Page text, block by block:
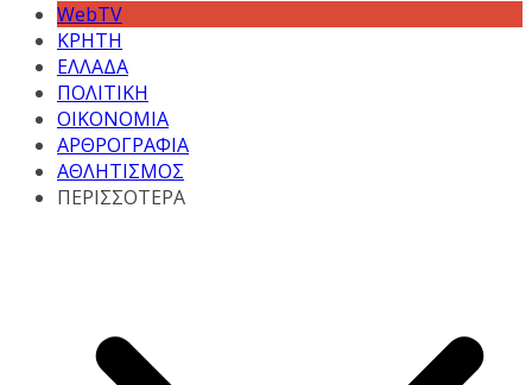
WebTV
ΚΡΗΤΗ
ΕΛΛΑΔΑ
ΠΟΛΙΤΙΚΗ
ΟΙΚΟΝΟΜΙΑ
ΑΡΘΡΟΓΡΑΦΙΑ
ΑΘΛΗΤΙΣΜΟΣ
ΠΕΡΙΣΣΟΤΕΡΑ